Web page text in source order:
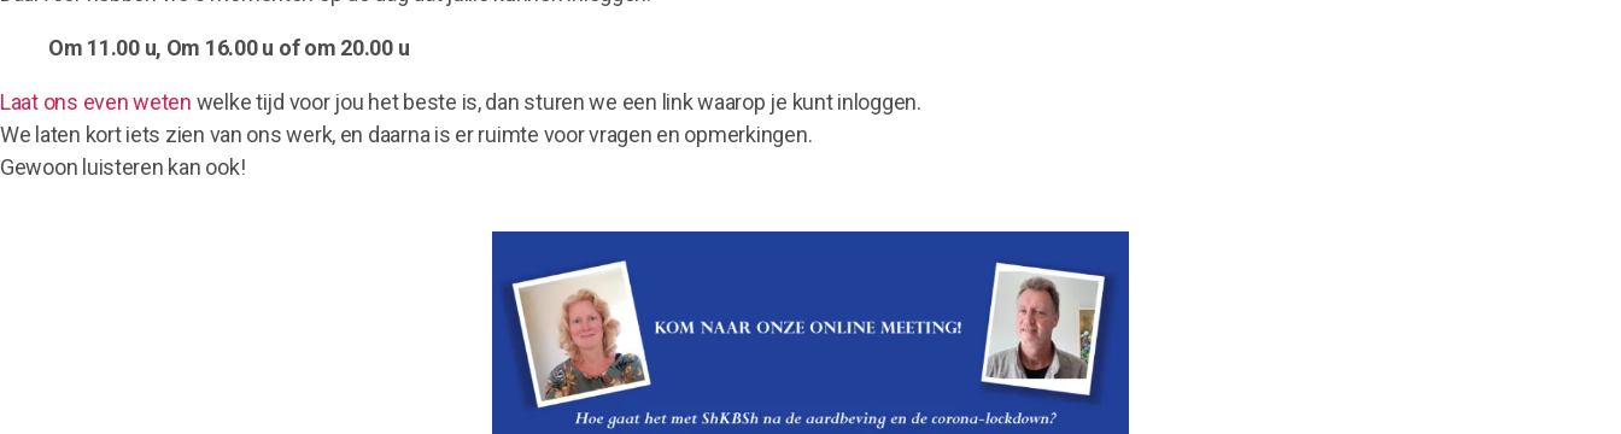
Om 11.00 u, Om 16.00 u of om 20.00 u
Laat ons even weten welke tijd voor jou het beste is, dan sturen we een link waarop je kunt inloggen.
We laten kort iets zien van ons werk, en daarna is er ruimte voor vragen en opmerkingen.
Gewoon luisteren kan ook!